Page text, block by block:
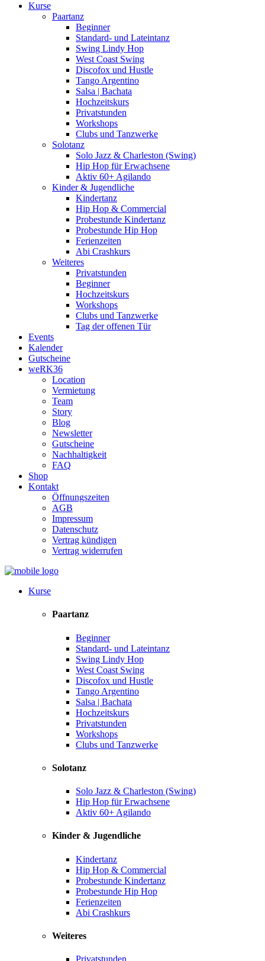
Kurse
Paartanz
Beginner
Standard- und Lateintanz
Swing Lindy Hop
West Coast Swing
Discofox und Hustle
Tango Argentino
Salsa | Bachata
Hochzeitskurs
Privatstunden
Workshops
Clubs und Tanzwerke
Solotanz
Solo Jazz & Charleston (Swing)
Hip Hop für Erwachsene
Aktiv 60+ Agilando
Kinder & Jugendliche
Kindertanz
Hip Hop & Commercial
Probestunde Kindertanz
Probestunde Hip Hop
Ferienzeiten
Abi Crashkurs
Weiteres
Privatstunden
Beginner
Hochzeitskurs
Workshops
Clubs und Tanzwerke
Tag der offenen Tür
Events
Kalender
Gutscheine
weRK36
Location
Vermietung
Team
Story
Blog
Newsletter
Gutscheine
Nachhaltigkeit
FAQ
Shop
Kontakt
Öffnungszeiten
AGB
Impressum
Datenschutz
Vertrag kündigen
Vertrag widerrufen
Kurse
Paartanz
Beginner
Standard- und Lateintanz
Swing Lindy Hop
West Coast Swing
Discofox und Hustle
Tango Argentino
Salsa | Bachata
Hochzeitskurs
Privatstunden
Workshops
Clubs und Tanzwerke
Solotanz
Solo Jazz & Charleston (Swing)
Hip Hop für Erwachsene
Aktiv 60+ Agilando
Kinder & Jugendliche
Kindertanz
Hip Hop & Commercial
Probestunde Kindertanz
Probestunde Hip Hop
Ferienzeiten
Abi Crashkurs
Weiteres